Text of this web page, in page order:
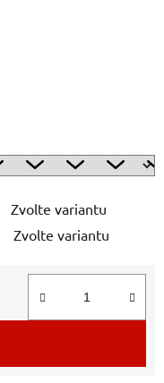
Zvolte variantu
Zvolte variantu